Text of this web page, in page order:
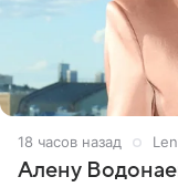
18 часов назад
Алену